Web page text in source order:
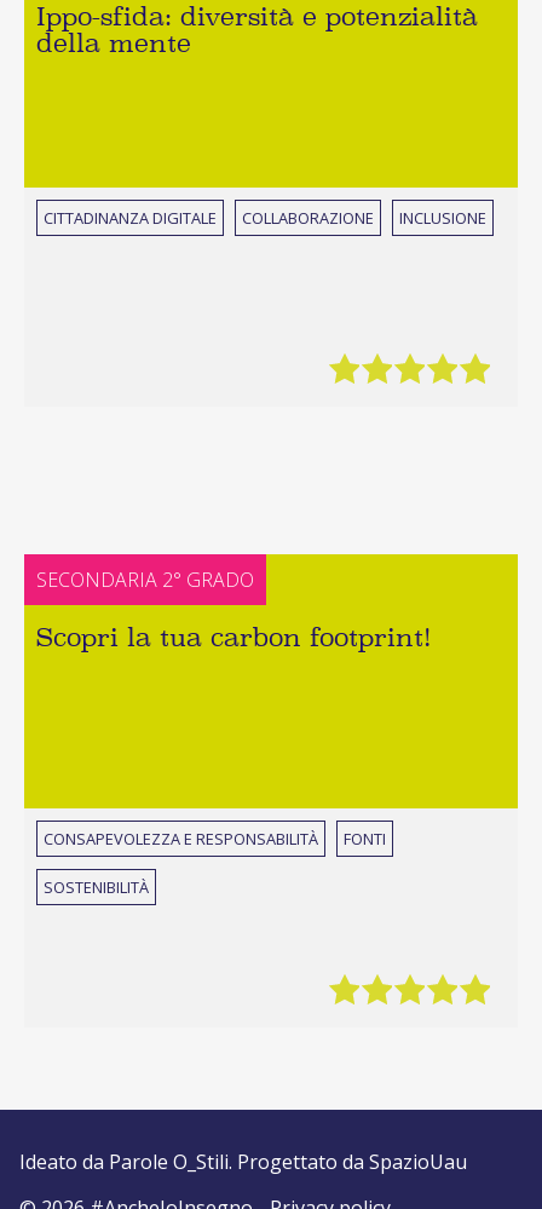
Ippo-sfida: diversità e potenzialità
della mente
CITTADINANZA DIGITALE COLLABORAZIONE INCLUSIONE
SECONDARIA 2° GRADO
Scopri la tua carbon footprint!
CONSAPEVOLEZZA E RESPONSABILITÀ FONTI
SOSTENIBILITÀ
Ideato da Parole O_Stili. Progettato da SpazioUau